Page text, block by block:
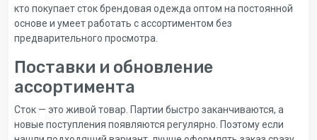
кто покупает сток брендовая одежда оптом на постоянной
основе и умеет работать с ассортиментом без
предварительного просмотра.
Поставки и обновление
ассортимента
Сток — это живой товар. Партии быстро заканчиваются, а
новые поступления появляются регулярно. Поэтому если